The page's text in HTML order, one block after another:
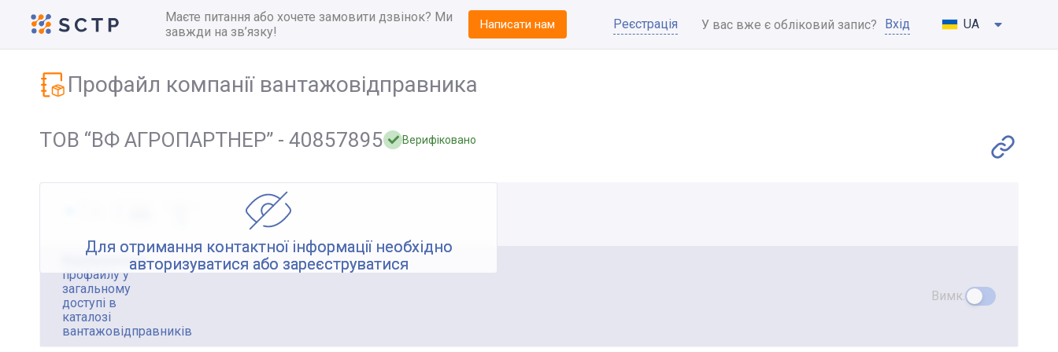
Маєте питання або хочете замовити дзвінок? Ми
завжди на зв’язку!
Написати нам Реєстрація У вас вже є обліковий запис? Вхід UA
Профайл компанії вантажовідправника
ТОВ “ВФ АГРОПАРТНЕР” - 40857895 Верифіковано
Для отримання контактної інформації необхідно
авторизуватися або зареєструватися
Відображення
профайлу у
загальному
доступі в
каталозі
вантажовідправників
Вимк.